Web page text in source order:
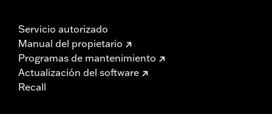
Servicio autorizado
Manual del propietario
Programas de mantenimiento
Actualización del software
Recall